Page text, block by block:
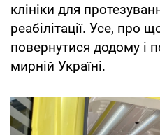
клініки для
реабілітації. Усе, про
повернутися додому і
мирній Україні.